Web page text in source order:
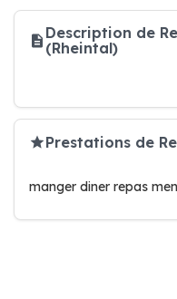
Description de
(Rheintal)
Prestations de
manger diner repas